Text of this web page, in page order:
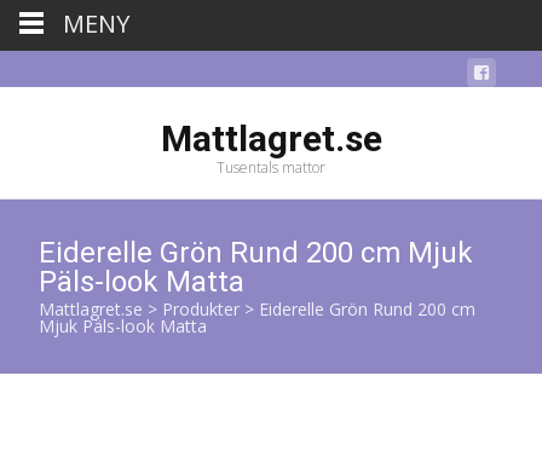
Mattlagret.se
Tusentals mattor
Eiderelle Grön Rund 200 cm Mjuk
Päls-look Matta
Mattlagret.se > Produkter > Eiderelle Grön Rund 200 cm
Mjuk Päls-look Matta
MENY